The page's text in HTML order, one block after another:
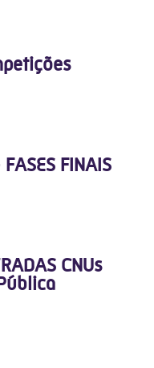
FINAIS
CNUs